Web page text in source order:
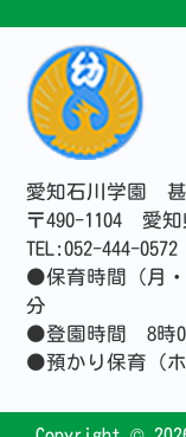
愛知石川学園
〒490-1104 愛知
TEL:052-444-0572
●保育時間（月・
分
●登園時間 8時
●預かり保育（ホ